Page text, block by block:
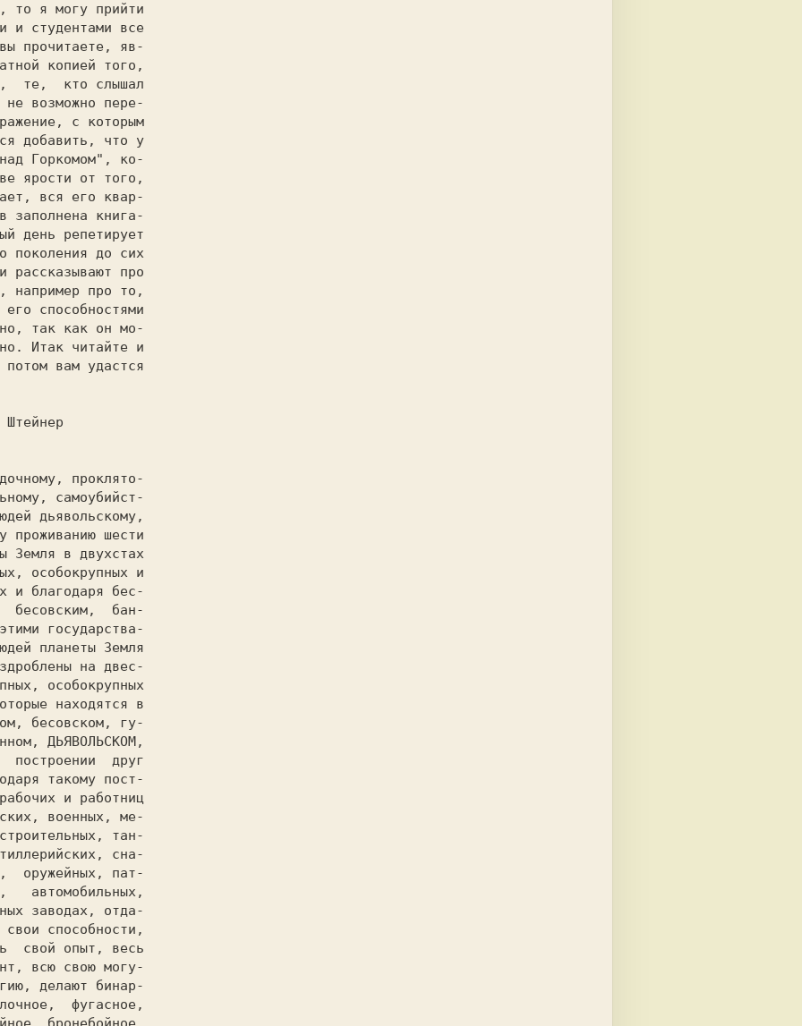
то я могу прийти
и студентами все
прочитаете, яв-
копией того,
те,  кто слышал
возможно пере-
с которым
добавить, что у
Горкомом", ко-
ярости от того,
вся его квар-
заполнена книга-
день репетирует
поколения до сих
про
например про то,
способностями
так как он мо-
Итак читайте и
вам удастся